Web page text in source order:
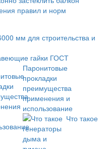
правил и норм
мм для строительства и
гайки ГОСТ
Паронитовые
прокладки
преимущества
применения и
использование
Что такое